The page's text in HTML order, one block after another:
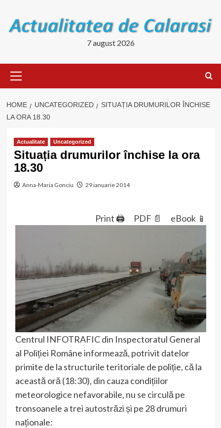
content
7 august 2026
Menu
HOME UNCATEGORIZED
SITUAȚIA DRUMURILOR ÎNCHISE
LA ORA 18.30
Actualitate Uncategorized
Situația drumurilor închise la ora
18.30
Anna-Maria Gonciu 29 ianuarie 2014
Print 🖨 PDF 📄 eBook 📱
Centrul INFOTRAFIC din Inspectoratul General
al Poliției Române informează, potrivit datelor
primite de la structurile teritoriale de poliție, că la
această oră (18:30), din cauza condițiilor
meteorologice nefavorabile, nu se circulă pe
tronsoanele a trei autostrăzi și pe 28 drumuri
naționale: